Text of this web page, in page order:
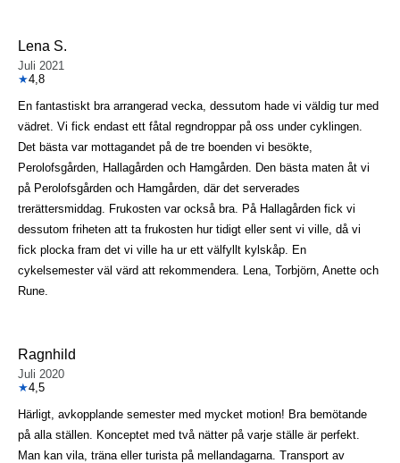
Lena S.
Juli 2021
★4,8
En fantastiskt bra arrangerad vecka, dessutom hade vi väldig tur med
vädret. Vi fick endast ett fåtal regndroppar på oss under cyklingen.
Det bästa var mottagandet på de tre boenden vi besökte,
Perolofsgården, Hallagården och Hamgården. Den bästa maten åt vi
på Perolofsgården och Hamgården, där det serverades
trerättersmiddag. Frukosten var också bra. På Hallagården fick vi
dessutom friheten att ta frukosten hur tidigt eller sent vi ville, då vi
fick plocka fram det vi ville ha ur ett välfyllt kylskåp. En
cykelsemester väl värd att rekommendera. Lena, Torbjörn, Anette och
Rune.
Ragnhild
Juli 2020
★4,5
Härligt, avkopplande semester med mycket motion! Bra bemötande
på alla ställen. Konceptet med två nätter på varje ställe är perfekt.
Man kan vila, träna eller turista på mellandagarna. Transport av